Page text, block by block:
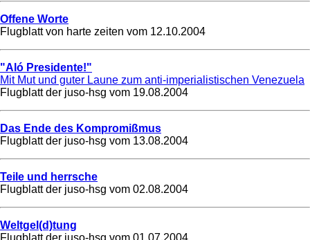
Offene Worte
Flugblatt von harte zeiten vom 12.10.2004
"Aló Presidente!"
Mit Mut und guter Laune zum anti-imperialistischen Venezuela
Flugblatt der juso-hsg vom 19.08.2004
Das Ende des Kompromißmus
Flugblatt der juso-hsg vom 13.08.2004
Teile und herrsche
Flugblatt der juso-hsg vom 02.08.2004
Weltgel(d)tung
Flugblatt der juso-hsg vom 01.07.2004